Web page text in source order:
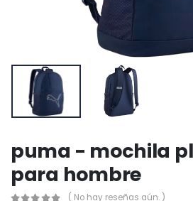
puma - mochila
para hombre
( No hay reseñas aún. )